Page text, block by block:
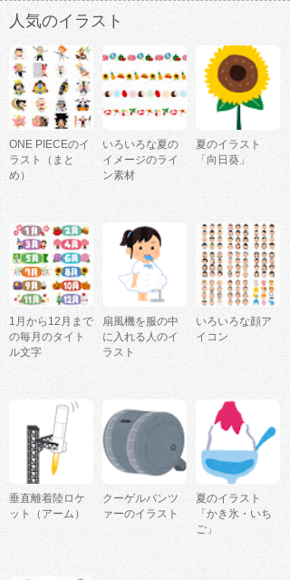
人気のイラスト
ONE PIECEのイ
ラスト（まと
め）
いろいろな夏の
イメージのライ
ン素材
夏のイラスト
「向日葵」
1月から12月まで
の毎月のタイト
ル文字
扇風機を服の中
に入れる人のイ
ラスト
いろいろな顔ア
イコン
垂直離着陸ロケ
ット（アーム）
クーゲルパンツ
ァーのイラスト
夏のイラスト
「かき氷・いち
ご」